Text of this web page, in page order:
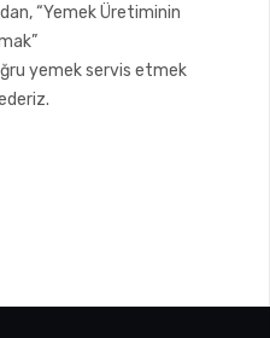
“Yemek Üretiminin
yemek servis etmek